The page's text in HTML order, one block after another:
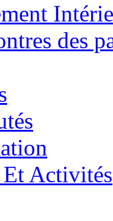
des
Activités